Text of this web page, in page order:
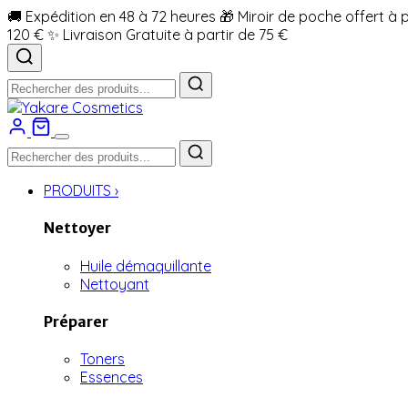
🚚 Expédition en 48 à 72 heures 🎁 Miroir de poche offert à
120 € ✨ Livraison Gratuite à partir de 75 €
PRODUITS ›
Nettoyer
Huile démaquillante
Nettoyant
Préparer
Toners
Essences